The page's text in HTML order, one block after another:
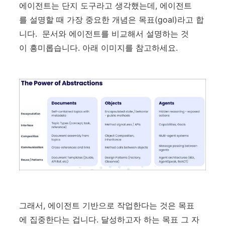
에이전트는 단지 도구라고 생각했는데, 에이전트
를 설명할 때 가장 중요한 개념은 목표(goal)라고 합
니다. 문서와 에이전트를 비교해서 설명하는 것
이 흥미롭습니다. 아래 이미지를 참고하세요.
그래서, 에이전트 기반으로 작업한다는 것은 목표
에 집중한다는 겁니다. 달성하고자 하는 목표 그 자